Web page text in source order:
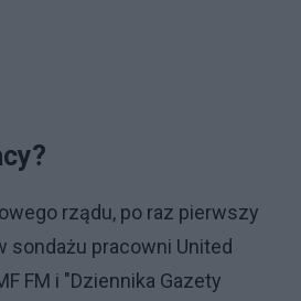
rządu, po raz pierwszy
sondażu pracowni United
FM i "Dziennika Gazety